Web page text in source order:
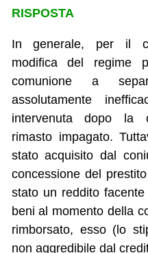
RISPOSTA
In generale, per il
modifica del regime
comunione a
assolutamente
intervenuta dopo la
rimasto impagato.
stato acquisito dal
concessione del
stato un reddito
beni al momento della
rimborsato, esso (lo
non aggredibile dal